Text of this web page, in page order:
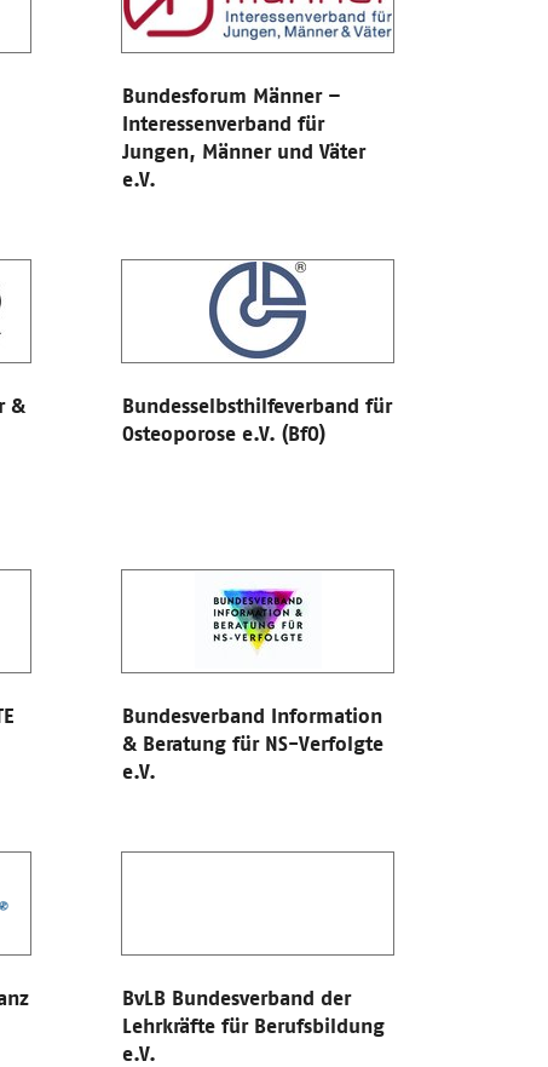
Bundesforum Männer –
Interessenverband für
Jungen, Männer und Väter
e.V.
&
Bundesselbsthilfeverband für
Osteoporose e.V. (BfO)
Bundesverband Information
& Beratung für NS-Verfolgte
e.V.
BvLB Bundesverband der
Lehrkräfte für Berufsbildung
e.V.